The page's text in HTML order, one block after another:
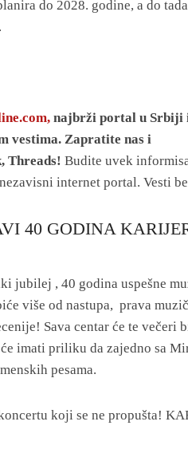
do 2028. godine, a do
najbrži portal u Srbiji
vestima. Zapratite nas i
Threads! Budite uvek
nezavisni internet portal. Vesti
40 GODINA
jubilej , 40 godina uspešne
više od nastupa, prava
Sava centar će te večeri
imati priliku da zajedno sa
pesama.
koji se ne propušta!